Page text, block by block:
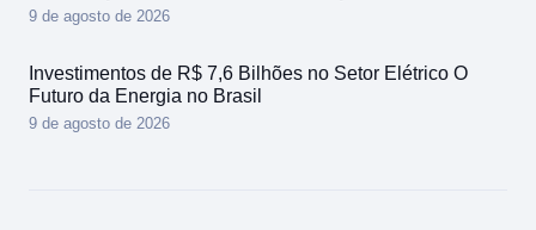
9 de agosto de 2026
Investimentos de R$ 7,6 Bilhões no Setor Elétrico O
Futuro da Energia no Brasil
9 de agosto de 2026